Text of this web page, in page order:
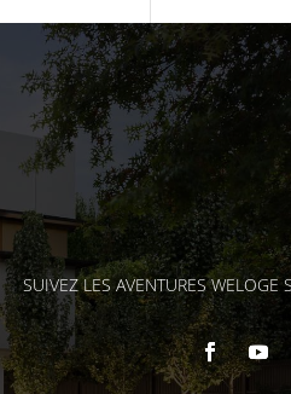
SUIVEZ LES AVENTURES WELOGE